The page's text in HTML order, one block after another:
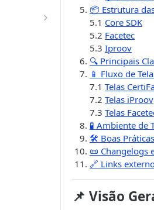
📦 Estrutura
5.1 Core SDK
5.2 Facetec
5.3 Iproov
🔍 Principais
📱 Fluxo de
7.1 Telas
7.2 Telas iProov
7.3 Telas
🧪 Ambiente de
🛠️ Boas Práticas
📜 Changelogs
🔗 Links
📌 Visão